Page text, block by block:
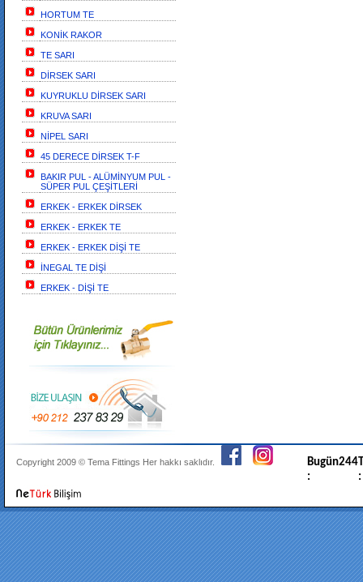
HORTUM TE
KONİK RAKOR
TE SARI
DİRSEK SARI
KUYRUKLU DİRSEK SARI
KRUVA SARI
NİPEL SARI
45 DERECE DİRSEK T-F
BAKIR PUL - ALÜMİNYUM PUL -
SÜPER PUL ÇEŞİTLERİ
ERKEK - ERKEK DİRSEK
ERKEK - ERKEK TE
ERKEK - ERKEK DİŞİ TE
İNEGAL TE DİŞİ
ERKEK - DİŞİ TE
Copyright 2009 © Tema Fittings Her hakkı saklıdır.
Bugün
:
244
: